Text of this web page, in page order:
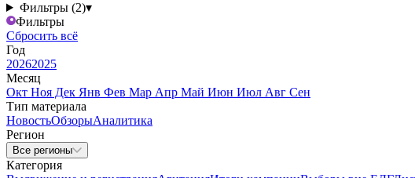
Фильтры (2)▾
Фильтры
Сбросить всё
Год
20262025
Месяц
Окт Ноя Дек Янв Фев Мар Апр Май Июн Июл Авг Сен
Тип материала
НовостьОбзорыАналитика
Регион
Все регионы
Категория